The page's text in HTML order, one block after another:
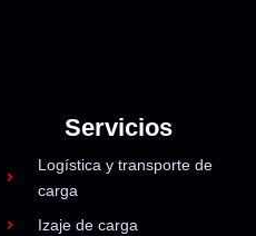
Servicios
Logística y transporte de
carga
Izaje de carga